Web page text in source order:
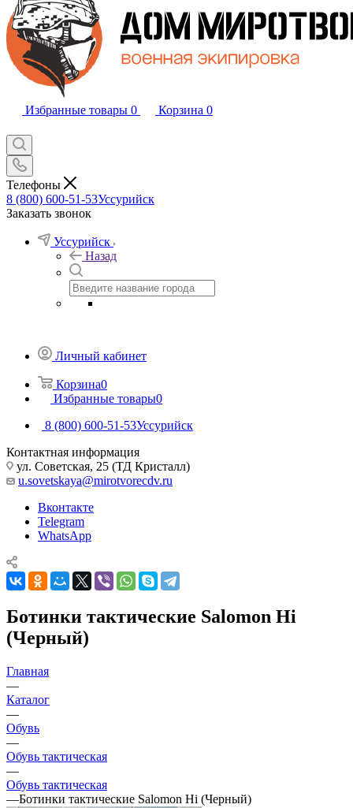
Избранные товары 0 Корзина 0
Телефоны
8 (800) 600-51-53Уссурийск
Заказать звонок
Уссурийск
Назад
Личный кабинет
Корзина0
Избранные товары0
8 (800) 600-51-53Уссурийск
Контактная информация
ул. Советская, 25 (ТД Кристалл)
u.sovetskaya@mirotvorecdv.ru
Вконтакте
Telegram
WhatsApp
Ботинки тактические Salomon Hi
(Черный)
Главная
—
Каталог
—
Обувь
—
Обувь тактическая
—
Обувь тактическая
—Ботинки тактические Salomon Hi (Черный)